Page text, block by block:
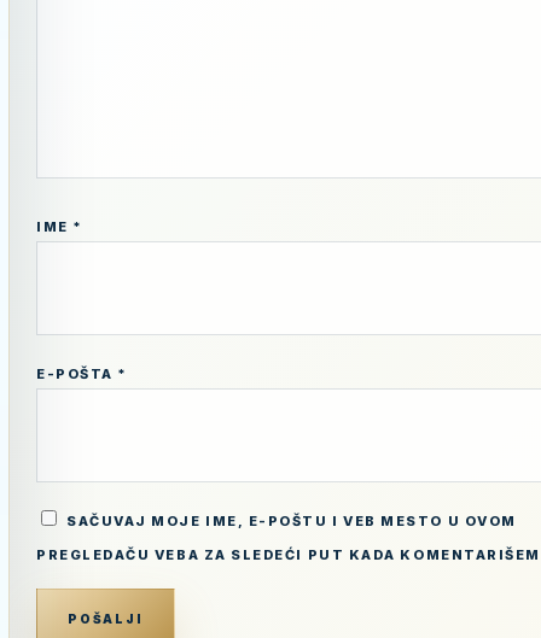
IME *
E-POŠTA *
SAČUVAJ MOJE IME, E-POŠTU I VEB MESTO U OVOM
PREGLEDAČU VEBA ZA SLEDEĆI PUT KADA